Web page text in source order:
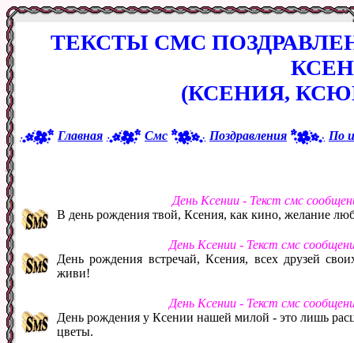
ТЕКСТЫ СМС
(КСЕНИЯ,
Главная Смс Поздравления По
День Ксении - Текст смс
В день рождения твой, Ксения, как кино, желание
День Ксении - Текст смс
День рождения встречай, Ксения, всех друзей
живи!
День Ксении - Текст смс
День рождения у Ксении нашей милой - это лишь
цветы.